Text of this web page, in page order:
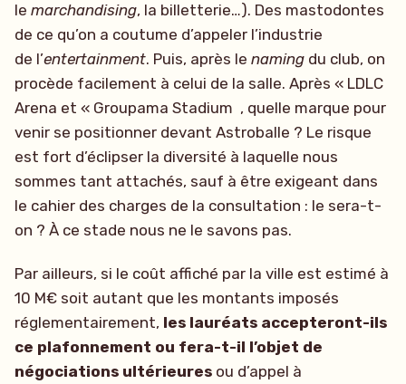
le marchandising, la billetterie…). Des mastodontes
de ce qu’on a coutume d’appeler l’industrie
de l’entertainment. Puis, après le naming du club, on
procède facilement à celui de la salle. Après « LDLC
Arena et « Groupama Stadium , quelle marque pour
venir se positionner devant Astroballe ? Le risque
est fort d’éclipser la diversité à laquelle nous
sommes tant attachés, sauf à être exigeant dans
le cahier des charges de la consultation : le sera-t-
on ? À ce stade nous ne le savons pas.
Par ailleurs, si le coût affiché par la ville est estimé à
10 M€ soit autant que les montants imposés
réglementairement, les lauréats accepteront-ils
ce plafonnement ou fera-t-il l’objet de
négociations ultérieures ou d’appel à